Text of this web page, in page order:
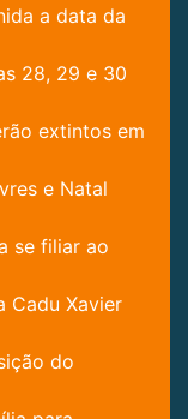
a data da
28, 29 e 30
extintos em
e Natal
se filiar ao
Cadu Xavier
do